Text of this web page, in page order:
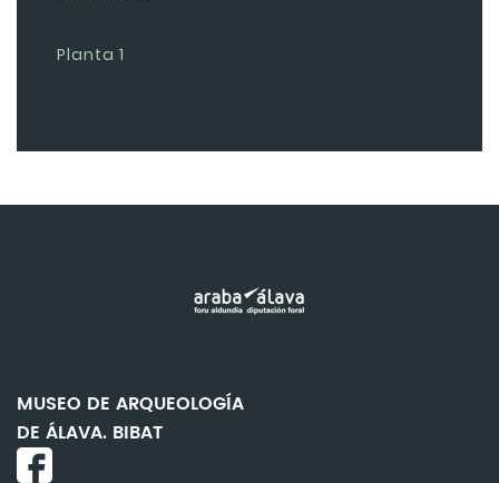
Planta 1
MUSEO DE ARQUEOLOGÍA
DE ÁLAVA. BIBAT